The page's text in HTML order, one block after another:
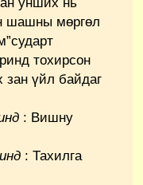
шашны мөргөл
тохирсон
зан үйл байдаг
: Вишну
: Тахилга